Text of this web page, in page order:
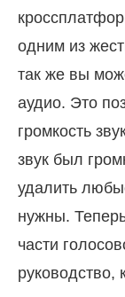
одним из
так же вы
аудио. Это
громкость
звук был
удалить
нужны.
части
руководство,